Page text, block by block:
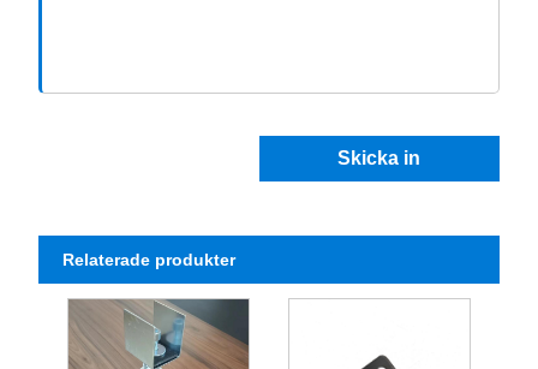
Skicka in
Relaterade produkter